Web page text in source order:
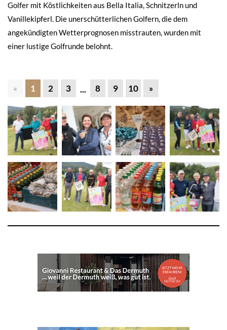
Golfer mit Köstlichkeiten aus Bella Italia, Schnitzerln und
Vanillekipferl. Die unerschütterlichen Golfern, die dem
angekündigten Wetterprognosen misstrauten, wurden mit
einer lustige Golfrunde belohnt.
« 1 2 3 ... 8 9 10 »